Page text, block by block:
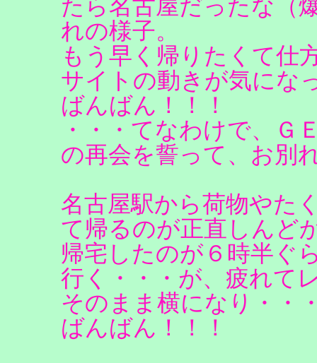
たら名古屋だったな（
れの様子。
もう早く帰りたくて仕
サイトの動きが気にな
ばんばん！！！
・・・てなわけで、Ｇ
の再会を誓って、お別
名古屋駅から荷物やた
て帰るのが正直しんど
帰宅したのが６時半ぐ
行く・・・が、疲れて
そのまま横になり・・
ばんばん！！！